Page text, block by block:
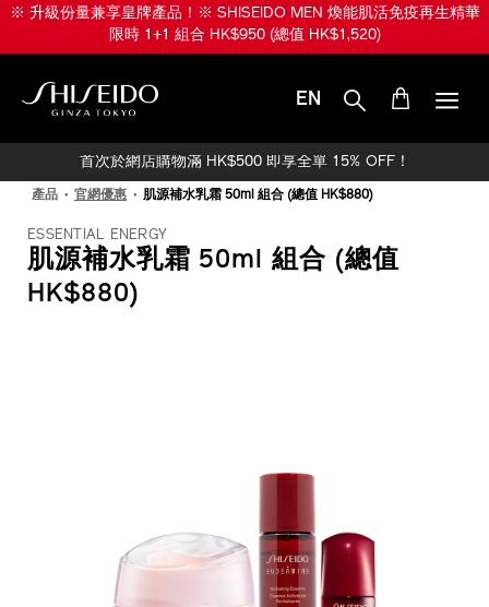
跳※ 升級份量兼享皇牌產品！※ SHISEIDO MEN 煥能肌活免疫再生精華
限時 1+1 組合 HK$950 (總值 HK$1,520)
EN
首次於網店購物滿 HK$500 即享全單 15% OFF！
產品 官網優惠 肌源補水乳霜 50ml 組合 (總值 HK$880)
ESSENTIAL ENERGY
肌源補水乳霜 50ml 組合 (總值
HK$880)